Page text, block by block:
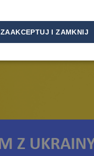
ZAAKCEPTUJ I ZAMKNIJ